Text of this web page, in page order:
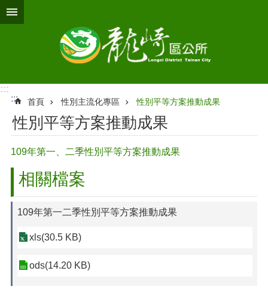
跳到主要內容區塊
:::
:::
首頁 性別主流化專區 性別平等方案推動成果
性別平等方案推動成果
109年第一、二季性別平等方案推動成果
相關檔案
109年第一二季性別平等方案推動成果
xls(30.5 KB)
ods(14.20 KB)